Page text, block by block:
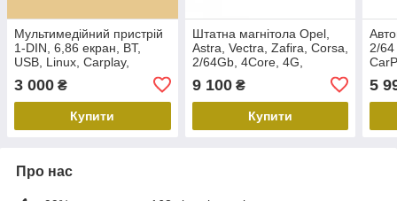
Мультимедійний пристрій
1-DIN, 6,86 екран, BT,
USB, Linux, Carplay,
4x50W , Aspiring Fusion 1
3 000 ₴
Купити
Штатна магнітола Opel,
Astra, Vectra, Zafira, Corsa,
2/64Gb, 4Core, 4G,
дюймів, Black, QIV Q1
9 100₴
Купити
2/
5
Про нас